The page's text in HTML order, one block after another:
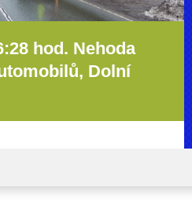
hod. Nehoda
Dolní